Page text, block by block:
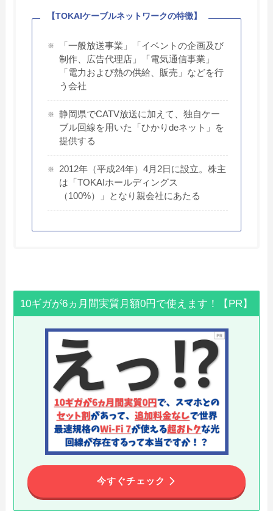
【TOKAIケーブルネットワークの特徴】
「一般放送事業」「イベントの企画及び
制作、広告代理店」「電気通信事業」
「電力および熱の供給、販売」などを行
う会社
静岡県でCATV放送に加えて、独自ケー
ブル回線を用いた「ひかりdeネット」を
提供する
2012年（平成24年）4月2日に設立。株主
は「TOKAIホールディングス
（100%）」となり親会社にあたる
10ギガが6ヵ月間実質月額0円で使えます！【PR】
今すぐチェック